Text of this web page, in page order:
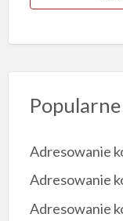
Adresowanie
Adresowanie
Adresowanie